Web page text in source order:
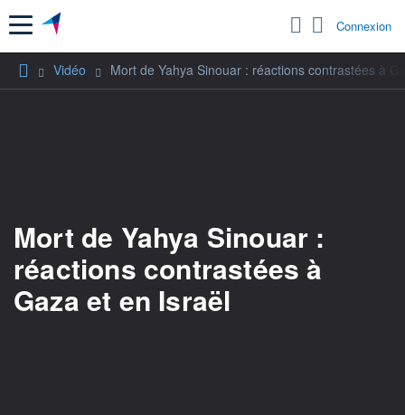
Menu Connexion
Vidéo Mort de Yahya Sinouar : réactions contrastées à
Mort de Yahya Sinouar :
réactions contrastées à
Gaza et en Israël